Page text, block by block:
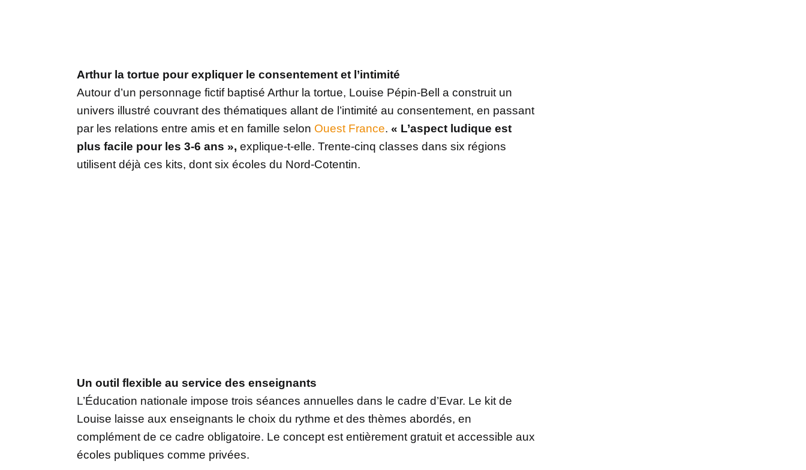
Arthur la tortue pour expliquer le consentement et l’intimité
Autour d’un personnage fictif baptisé Arthur la tortue, Louise Pépin-Bell a construit un
univers illustré couvrant des thématiques allant de l’intimité au consentement, en passant
par les relations entre amis et en famille selon Ouest France. « L’aspect ludique est
plus facile pour les 3-6 ans », explique-t-elle. Trente-cinq classes dans six régions
utilisent déjà ces kits, dont six écoles du Nord-Cotentin.
Un outil flexible au service des enseignants
L’Éducation nationale impose trois séances annuelles dans le cadre d’Evar. Le kit de
Louise laisse aux enseignants le choix du rythme et des thèmes abordés, en
complément de ce cadre obligatoire. Le concept est entièrement gratuit et accessible aux
écoles publiques comme privées.